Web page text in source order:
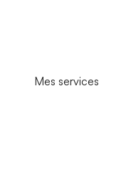
Mes services